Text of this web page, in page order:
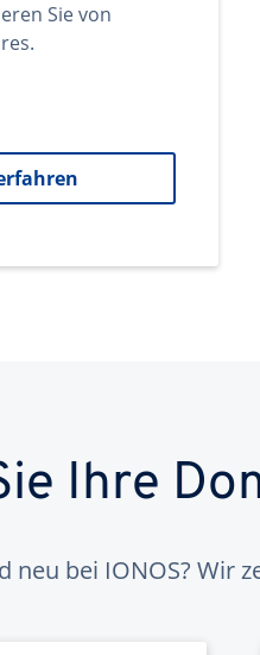
Sie von
Ihre
neu bei IONOS? Wir